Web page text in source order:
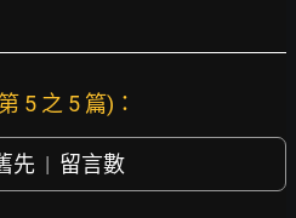
5 之 5 篇)：
先 | 留言數